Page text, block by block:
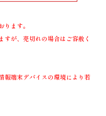
ます。
が、売切れの場合はご容赦く
報端末デバイスの環境により若